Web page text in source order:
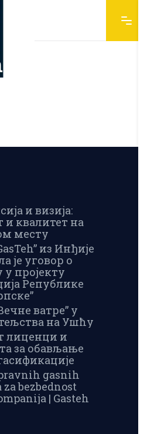
и визија:
и квалитет на
месту
из Инђије
је уговор о
пројекту
Републике
ватре” у
на Ушћу
лиценци и
за обављање
gasnih
bezbednost
| Gasteh